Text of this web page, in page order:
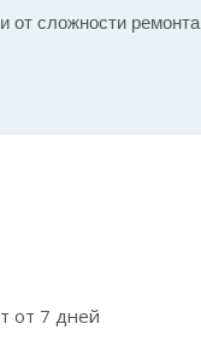
от сложности ремонта
от 7 дней